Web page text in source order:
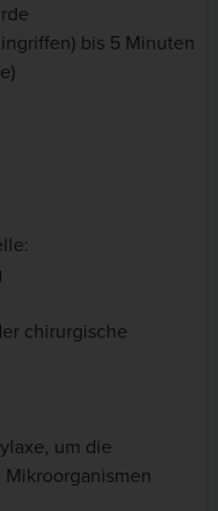
bis 5 Minuten
chirurgische
um die